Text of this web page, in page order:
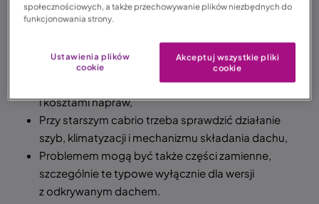
w samochodzie z zamkniętym nadwoziem,
Warto od razu ustalić, czy lepszy będzie miękki czy
sztywny dach, bo oba rozwiązania różnią się obsługą
i kosztami napraw,
Przy starszym cabrio trzeba sprawdzić działanie
szyb, klimatyzacji i mechanizmu składania dachu,
Problemem mogą być także części zamienne,
szczególnie te typowe wyłącznie dla wersji
z odkrywanym dachem.
społecznościowych, a także przechowywanie plików niezbędnych do
funkcjonowania strony.
Ustawienia plików
cookie
Akceptuj wszystkie pliki
cookie